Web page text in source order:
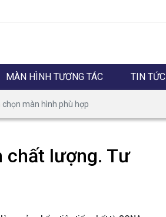
MÀN HÌNH TƯƠNG TÁC TIN TỨC
màn hình phù hợp
chất lượng. Tư